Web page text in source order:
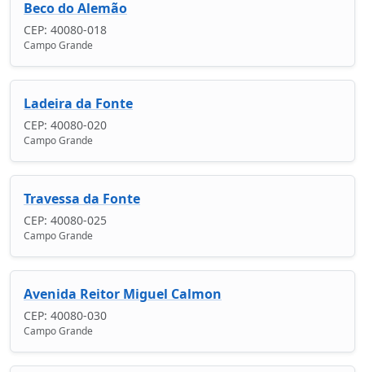
Beco do Alemão
CEP: 40080-018
Campo Grande
Ladeira da Fonte
CEP: 40080-020
Campo Grande
Travessa da Fonte
CEP: 40080-025
Campo Grande
Avenida Reitor Miguel Calmon
CEP: 40080-030
Campo Grande